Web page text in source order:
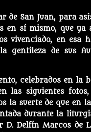
de San Juan, para
en sí mismo, que ya
vivenciado, en esa
gentileza de sus
celebrados en la
las siguientes
la suerte de que en
durante la
Delfín Marcos de